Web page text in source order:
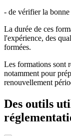
- de vérifier la bonne
La durée de ces
l'expérience, des
formées.
Les formations sont
notamment pour
renouvellement
Des outils